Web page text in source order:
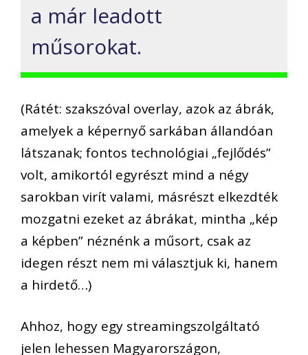
a már leadott
műsorokat.
(Rátét: szakszóval overlay, azok az ábrák,
amelyek a képernyő sarkában állandóan
látszanak; fontos technológiai „fejlődés”
volt, amikortól egyrészt mind a négy
sarokban virít valami, másrészt elkezdték
mozgatni ezeket az ábrákat, mintha „kép
a képben” néznénk a műsort, csak az
idegen részt nem mi választjuk ki, hanem
a hirdető…)
Ahhoz, hogy egy streamingszolgáltató
jelen lehessen Magyarországon,